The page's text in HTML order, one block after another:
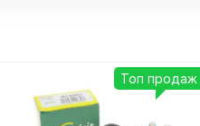
Топ продаж